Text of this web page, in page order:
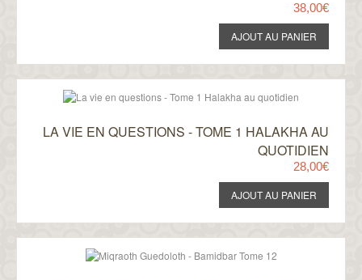
38,00€
LA VIE EN QUESTIONS - TOME 1 HALAKHA AU
QUOTIDIEN
28,00€